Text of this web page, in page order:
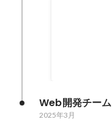
Web開発チーム
2025年3月